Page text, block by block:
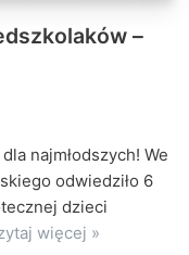
–
najmłodszych! We
odwiedziło 6
dzieci
więcej »